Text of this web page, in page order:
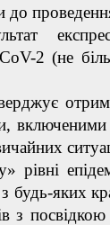
до
2 (не
будь-яких
з